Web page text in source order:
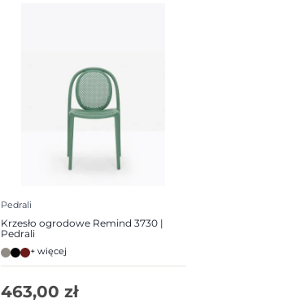
Pedrali
Krzesło ogrodowe Remind 3730 |
Pedrali
+ więcej
463,00 zł